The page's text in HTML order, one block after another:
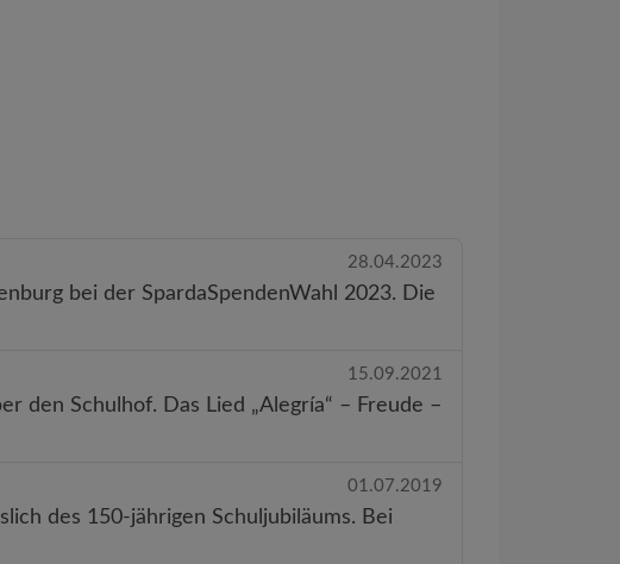
28.04.2023
bei der SpardaSpendenWahl 2023. Die
15.09.2021
den Schulhof. Das Lied „Alegría“ – Freude –
01.07.2019
des 150-jährigen Schuljubiläums. Bei